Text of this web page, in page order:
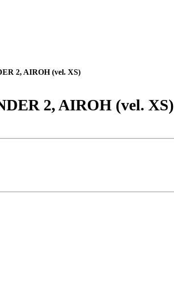
2, AIROH (vel. XS)
2, AIROH (vel. XS)